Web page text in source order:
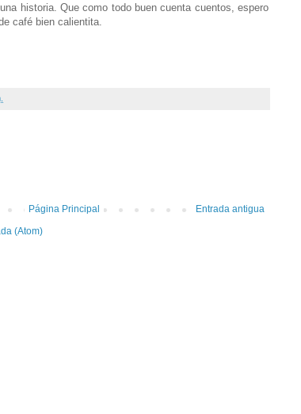
historia. Que como todo buen cuenta cuentos, espero
café bien calientita.
Entrada antigua
Página Principal
(Atom)